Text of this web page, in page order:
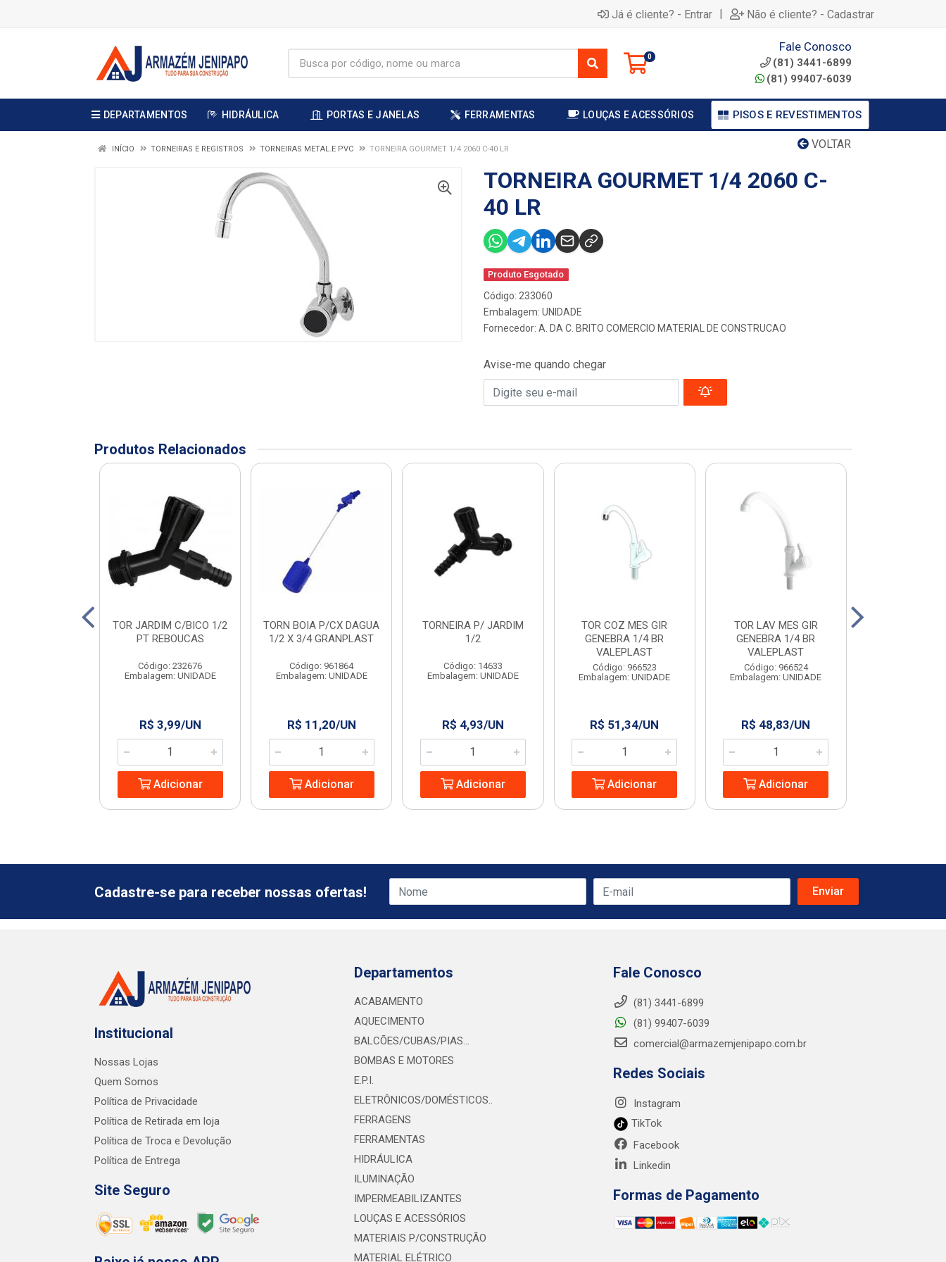
Já é cliente? - Entrar | Não é cliente? - Cadastrar
0
Fale Conosco
(81) 3441-6899
(81) 99407-6039
DEPARTAMENTOS HIDRÁULICA PORTAS E JANELAS FERRAMENTAS LOUÇAS E ACESSÓRIOS PISOS E REVESTIMENTOS
VOLTAR
INÍCIO TORNEIRAS E REGISTROS TORNEIRAS METAL.E PVC TORNEIRA GOURMET 1/4 2060 C-40 LR
TORNEIRA GOURMET 1/4 2060 C-
40 LR
Produto Esgotado
Código: 233060
Embalagem: UNIDADE
Fornecedor: A. DA C. BRITO COMERCIO MATERIAL DE CONSTRUCAO
Avise-me quando chegar
Produtos Relacionados
TOR JARDIM C/BICO 1/2
PT REBOUCAS
Código: 232676
Embalagem: UNIDADE
R$ 3,99/UN
Adicionar
TORN BOIA P/CX DAGUA
1/2 X 3/4 GRANPLAST
Código: 961864
Embalagem: UNIDADE
R$ 11,20/UN
Adicionar
TORNEIRA P/ JARDIM
1/2
Código: 14633
Embalagem: UNIDADE
R$ 4,93/UN
Adicionar
TOR COZ MES GIR
GENEBRA 1/4 BR
VALEPLAST
Código: 966523
Embalagem: UNIDADE
R$ 51,34/UN
Adicionar
TOR LAV MES GIR
GENEBRA 1/4 BR
VALEPLAST
Código: 966524
Embalagem: UNIDADE
R$ 48,83/UN
Adicionar
Cadastre-se para receber nossas ofertas!
Institucional
Nossas Lojas
Quem Somos
Política de Privacidade
Política de Retirada em loja
Política de Troca e Devolução
Política de Entrega
Site Seguro
Departamentos
ACABAMENTO
AQUECIMENTO
BALCÕES/CUBAS/PIAS...
BOMBAS E MOTORES
E.P.I.
ELETRÔNICOS/DOMÉSTICOS..
FERRAGENS
FERRAMENTAS
HIDRÁULICA
ILUMINAÇÃO
IMPERMEABILIZANTES
LOUÇAS E ACESSÓRIOS
MATERIAIS P/CONSTRUÇÃO
MATERIAL ELÉTRICO
Fale Conosco
(81) 3441-6899
(81) 99407-6039
comercial@armazemjenipapo.com.br
Redes Sociais
Instagram
TikTok
Facebook
Linkedin
Formas de Pagamento